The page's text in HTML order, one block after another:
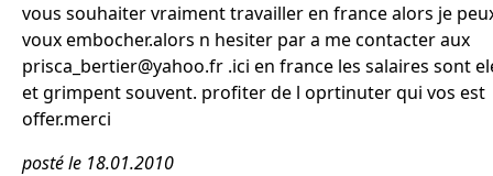
vous souhaiter vraiment travailler en france alors je
voux embocher.alors n hesiter par a me contacter aux
prisca_bertier@yahoo.fr .ici en france les salaires sont
et grimpent souvent. profiter de l oprtinuter qui vos est
offer.merci
posté le 18.01.2010